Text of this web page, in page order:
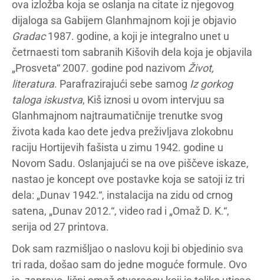
ova izložba koja se oslanja na citate iz njegovog
dijaloga sa Gabijem Glanhmajnom koji je objavio
Gradac1987. godine, a koji je integralno unet u
četrnaesti tom sabranih Kišovih dela koja je objavila
„Prosveta“ 2007. godine pod nazivom Život,
literatura. Parafrazirajući sebe samog Iz gorkog
taloga iskustva, Kiš iznosi u ovom intervjuu sa
Glanhmajnom najtraumatičnije trenutke svog
života kada kao dete jedva preživljava zlokobnu
raciju Hortijevih fašista u zimu 1942. godine u
Novom Sadu. Oslanjajući se na ove piščeve iskaze,
nastao je koncept ove postavke koja se satoji iz tri
dela: „Dunav 1942.“, instalacija na zidu od crnog
satena, „Dunav 2012.“, video rad i „Omaž D. K.“,
serija od 27 printova.
Dok sam razmišljao o naslovu koji bi objedinio sva
tri rada, došao sam do jedne moguće formule. Ovo